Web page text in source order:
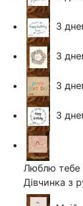
З
З
З
З
Люблю тебе
Дівчинка з